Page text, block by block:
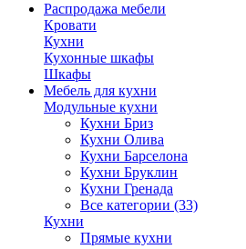
Распродажа мебели
Кровати
Кухни
Кухонные шкафы
Шкафы
Мебель для кухни
Модульные кухни
Кухни Бриз
Кухни Олива
Кухни Барселона
Кухни Бруклин
Кухни Гренада
Все категории (33)
Кухни
Прямые кухни